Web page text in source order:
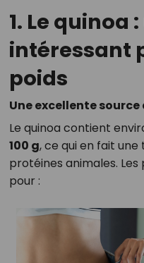
1. Le quinoa
intéressant
poids
Une excellente
Le quinoa contient
100 g, ce qui en fait
protéines animales.
pour :